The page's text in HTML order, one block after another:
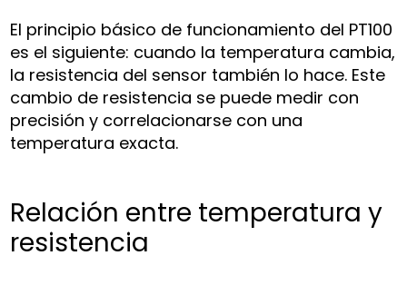
El principio básico de funcionamiento del PT100
es el siguiente: cuando la temperatura cambia,
la resistencia del sensor también lo hace. Este
cambio de resistencia se puede medir con
precisión y correlacionarse con una
temperatura exacta.
Relación entre temperatura y
resistencia